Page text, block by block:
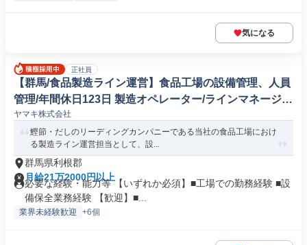
気になる
正社員
【群馬/食品製造ライン運営】食品工場の設備管理、人員
管理/年間休日123日 製造オペレーター/ラインマネージャ
ー(食品/飲料/たばこ)
ヤマキ株式会社
鰹節・だしのリーディングカンパニーである当社の食品工場におけ
る製造ライン運営担当として、設...
群馬県利根郡
月給21万2000円以上
必要な経験・能力等 【いずれか必須】■工場での勤務経験 ■設
備保全業務経験 【歓迎】■...
業界未経験歓迎 +6個